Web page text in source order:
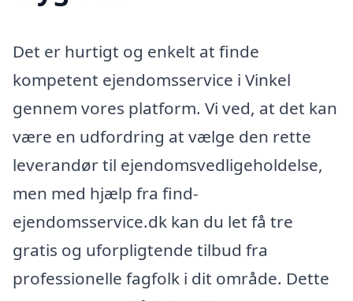
Det er hurtigt og enkelt at finde
kompetent ejendomsservice i Vinkel
gennem vores platform. Vi ved, at det kan
være en udfordring at vælge den rette
leverandør til ejendomsvedligeholdelse,
men med hjælp fra find-
ejendomsservice.dk kan du let få tre
gratis og uforpligtende tilbud fra
professionelle fagfolk i dit område. Dette